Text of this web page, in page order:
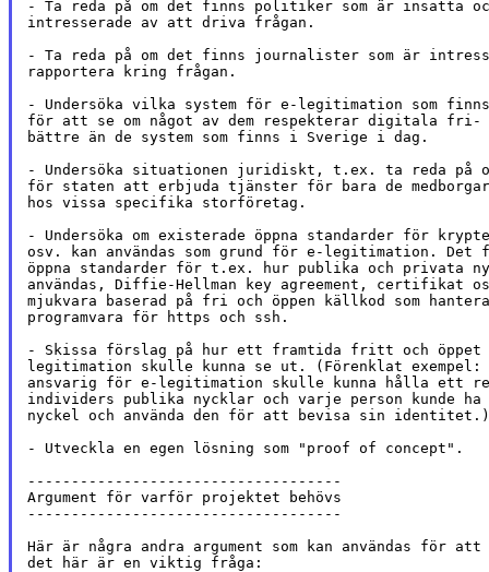
- Ta reda på om det finns politiker som är insatta
intresserade av att driva frågan.
- Ta reda på om det finns journalister som är
rapportera kring frågan.
- Undersöka vilka system för e-legitimation som
för att se om något av dem respekterar digitala
bättre än de system som finns i Sverige i dag.
- Undersöka situationen juridiskt, t.ex. ta reda på
för staten att erbjuda tjänster för bara de
hos vissa specifika storföretag.
- Undersöka om existerade öppna standarder för
osv. kan användas som grund för e-legitimation. Det
öppna standarder för t.ex. hur publika och privata
användas, Diffie-Hellman key agreement, certifikat
mjukvara baserad på fri och öppen källkod som
programvara för https och ssh.
- Skissa förslag på hur ett framtida fritt och öppet
legitimation skulle kunna se ut. (Förenklat exempel:
ansvarig för e-legitimation skulle kunna hålla ett
individers publika nycklar och varje person kunde
nyckel och använda den för att bevisa sin identitet.)
- Utveckla en egen lösning som "proof of concept".
------------------------------------
Argument för varför projektet behövs
------------------------------------
Här är några andra argument som kan användas för
det här är en viktig fråga: